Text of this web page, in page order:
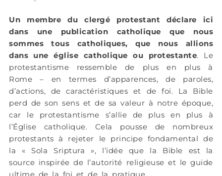
Un membre du clergé protestant déclare ici
dans une publication catholique que nous
sommes tous catholiques, que nous allions
dans une église catholique ou protestante. Le
protestantisme ressemble de plus en plus à
Rome – en termes d’apparences, de paroles,
d’actions, de caractéristiques et de foi. La Bible
perd de son sens et de sa valeur à notre époque,
car le protestantisme s’allie de plus en plus à
l’Église catholique. Cela pousse de nombreux
protestants à rejeter le principe fondamental de
la « Sola Sriptura », l’idée que la Bible est la
source inspirée de l’autorité religieuse et le guide